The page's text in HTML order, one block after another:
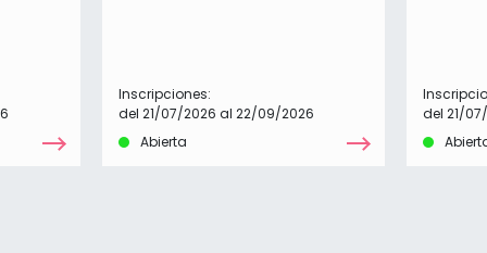
Inscripciones:
del 21/07/2026 al 22/09/2026
Abierta
del 21/